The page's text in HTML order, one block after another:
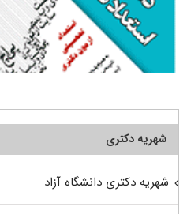
شهریه دکتری
شهریه دکتری دانشگاه آزاد